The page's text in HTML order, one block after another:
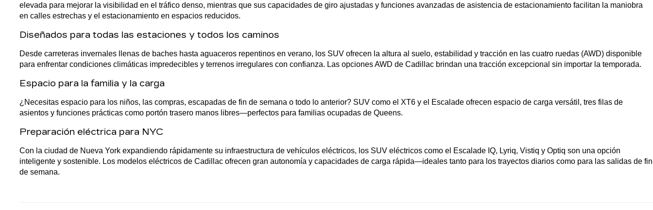
elevada para mejorar la visibilidad en el tráfico denso, mientras que sus capacidades de giro ajustadas y funciones avanzadas de asistencia de estacionamiento facilitan la maniobra
en calles estrechas y el estacionamiento en espacios reducidos.
Diseñados para todas las estaciones y todos los caminos
Desde carreteras invernales llenas de baches hasta aguaceros repentinos en verano, los SUV ofrecen la altura al suelo, estabilidad y tracción en las cuatro ruedas (AWD) disponible
para enfrentar condiciones climáticas impredecibles y terrenos irregulares con confianza. Las opciones AWD de Cadillac brindan una tracción excepcional sin importar la temporada.
Espacio para la familia y la carga
¿Necesitas espacio para los niños, las compras, escapadas de fin de semana o todo lo anterior? SUV como el XT6 y el Escalade ofrecen espacio de carga versátil, tres filas de
asientos y funciones prácticas como portón trasero manos libres—perfectos para familias ocupadas de Queens.
Preparación eléctrica para NYC
Con la ciudad de Nueva York expandiendo rápidamente su infraestructura de vehículos eléctricos, los SUV eléctricos como el Escalade IQ, Lyriq, Vistiq y Optiq son una opción
inteligente y sostenible. Los modelos eléctricos de Cadillac ofrecen gran autonomía y capacidades de carga rápida—ideales tanto para los trayectos diarios como para las salidas de fin
de semana.